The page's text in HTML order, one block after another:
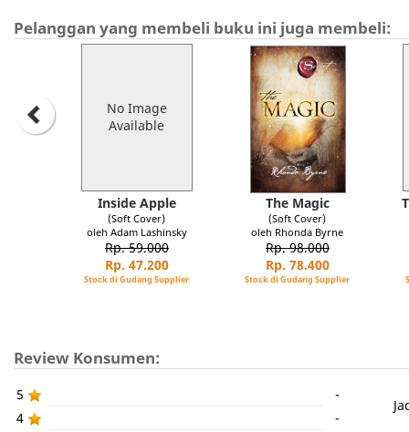
Pelanggan yang membeli buku ini juga membeli:
No Image
Available
Inside Apple
(Soft Cover)
oleh Adam Lashinsky
Rp. 59.000
Rp. 47.200
Stock di Gudang Supplier
The Magic
(Soft Cover)
oleh Rhonda Byrne
Rp. 98.000
Rp. 78.400
Stock di Gudang Supplier
Review Konsumen:
5
-
4
-